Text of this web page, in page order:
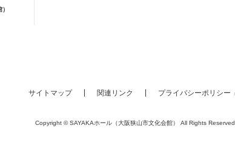
サイトマップ 関連リンク プライバシーポリシー
Copyright © SAYAKAホール（大阪狭山市文化会館） All Rights Reserved.